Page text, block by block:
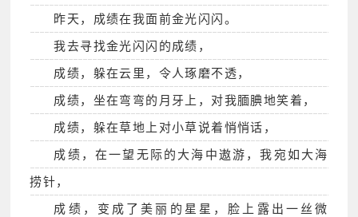
昨天，成绩在我面前金光闪闪。
我去寻找金光闪闪的成绩，
成绩，躲在云里，令人琢磨不透，
成绩，坐在弯弯的月牙上，对我腼腆地笑着，
成绩，躲在草地上对小草说着悄悄话，
成绩，在一望无际的大海中遨游，我宛如大海
捞针，
成绩，变成了美丽的星星，脸上露出一丝微